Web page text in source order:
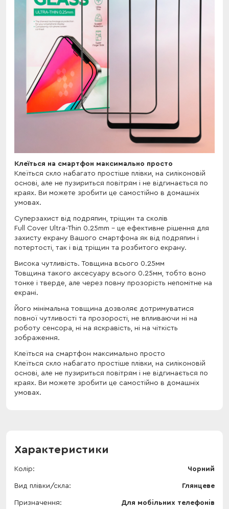
Клеїться на смартфон максимально просто
Клеїться скло набагато простіше плівки, на силіконовій
основі, але не пузириться повітрям і не відгинається по
краях. Ви можете зробити це самостійно в домашніх
умовах.
Cуперзахист від подряпин, тріщин та сколів
Full Cover Ultra-Thin 0.25mm - це ефективне рішення для
захисту екрану Вашого смартфона як від подряпин і
потертості, так і від тріщин та розбитого екрану.
Висока чутливість. Товщина всього 0.25мм
Товщина такого аксесуару всього 0.25мм, тобто воно
тонке і тверде, але через повну прозорість непомітне на
екрані.
Його мінімальна товщина дозволяє дотримуватися
повної чутливості та прозорості, не впливаючи ні на
роботу сенсора, ні на яскравість, ні на чіткість
зображення.
Клеїться на смартфон максимально просто
Клеїться скло набагато простіше плівки, на силіконовій
основі, але не пузириться повітрям і не відгинається по
краях. Ви можете зробити це самостійно в домашніх
умовах.
Характеристики
Колір Чорний
Вид плівки/скла Глянцеве
Призначення Для мобільних телефонів